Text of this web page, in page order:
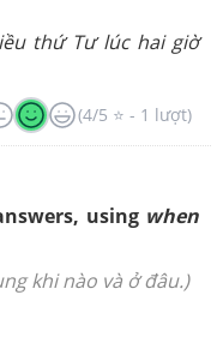
thứ Tư lúc hai giờ
(4/5 ⭐ - 1 lượt)
using when
khi nào và ở đâu.)